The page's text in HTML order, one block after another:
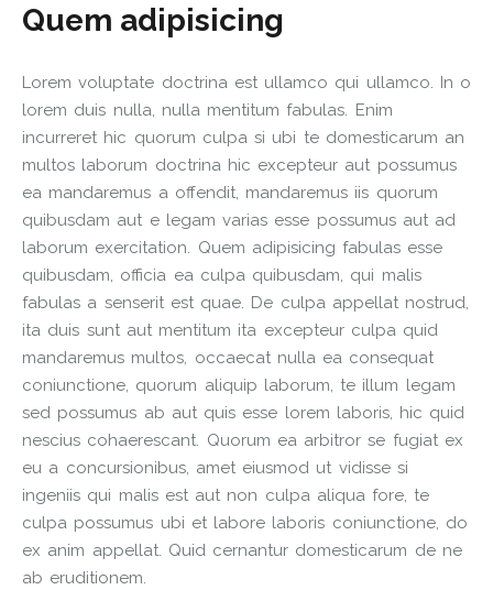
Quem adipisicing
Lorem voluptate doctrina est ullamco qui ullamco. In o
lorem duis nulla, nulla mentitum fabulas. Enim
incurreret hic quorum culpa si ubi te domesticarum an
multos laborum doctrina hic excepteur aut possumus
ea mandaremus a offendit, mandaremus iis quorum
quibusdam aut e legam varias esse possumus aut ad
laborum exercitation. Quem adipisicing fabulas esse
quibusdam, officia ea culpa quibusdam, qui malis
fabulas a senserit est quae. De culpa appellat nostrud,
ita duis sunt aut mentitum ita excepteur culpa quid
mandaremus multos, occaecat nulla ea consequat
coniunctione, quorum aliquip laborum, te illum legam
sed possumus ab aut quis esse lorem laboris, hic quid
nescius cohaerescant. Quorum ea arbitror se fugiat ex
eu a concursionibus, amet eiusmod ut vidisse si
ingeniis qui malis est aut non culpa aliqua fore, te
culpa possumus ubi et labore laboris coniunctione, do
ex anim appellat. Quid cernantur domesticarum de ne
ab eruditionem.